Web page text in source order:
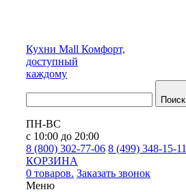
Кухни Mall Комфорт,
доступный
каждому
Поиск
ПН-ВС
с 10:00 до 20:00
8 (800) 302-77-06 8 (499) 348-15-11
КОРЗИНА
0 товаров. Заказать звонок
Меню